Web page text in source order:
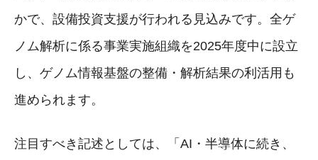
かで、設備投資支援が行われる見込みです。全ゲ
ノム解析に係る事業実施組織を2025年度中に設立
し、ゲノム情報基盤の整備・解析結果の利活用も
進められます。
注目すべき記述としては、「AI・半導体に続き、